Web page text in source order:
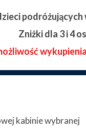
Zniżki dla 3 i 4
kabinie wybranej